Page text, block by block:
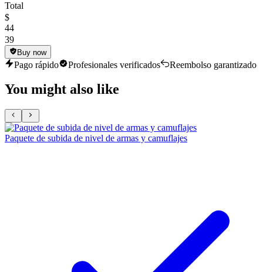
Total
$
44
39
Buy now
Pago rápido Profesionales verificados Reembolso garantizado
You might also like
Paquete de subida de nivel de armas y camuflajes